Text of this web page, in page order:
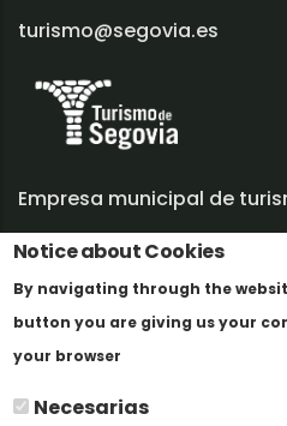
Notice about Cookies
By navigating through the
button you are giving us your
your browser
Necesarias
turismo@segovia.es
Empresa municipal de
Trabaja con nosotros
Informes y documentación
Perfil del contratante
Oficinas de Turismo